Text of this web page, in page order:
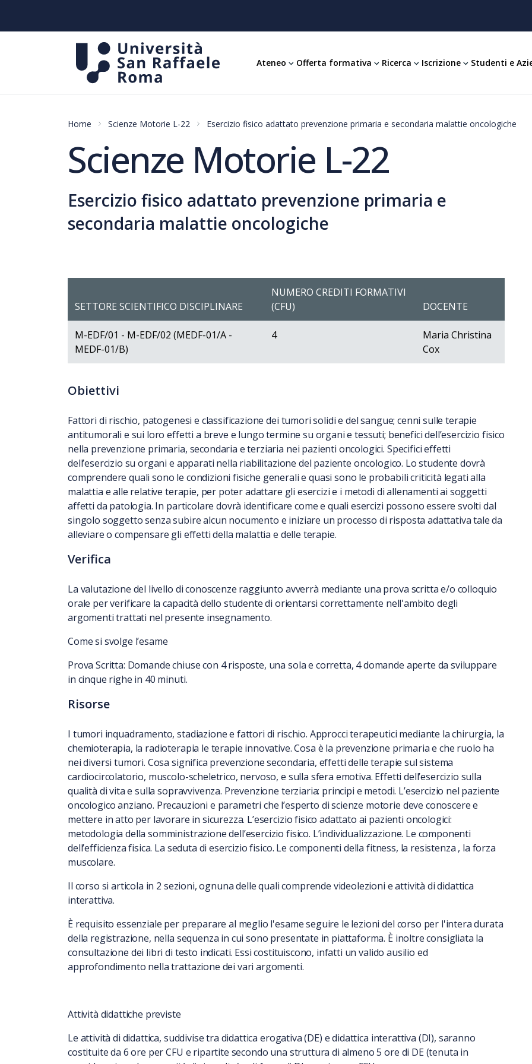
Ateneo Offerta formativa Ricerca Iscrizione Studenti e
Home Scienze Motorie L-22 Esercizio fisico adattato prevenzione primaria e secondaria malattie oncologiche
Scienze Motorie L-22
Esercizio fisico adattato prevenzione primaria e
secondaria malattie oncologiche
SETTORE SCIENTIFICO DISCIPLINARE
NUMERO CREDITI FORMATIVI
(CFU)
DOCENTE
M-EDF/01 - M-EDF/02 (MEDF-01/A -
MEDF-01/B)
4
Maria Christina
Cox
Obiettivi
Fattori di rischio, patogenesi e classificazione dei tumori solidi e del sangue; cenni sulle terapie
antitumorali e sui loro effetti a breve e lungo termine su organi e tessuti; benefici dell’esercizio fisico
nella prevenzione primaria, secondaria e terziaria nei pazienti oncologici. Specifici effetti
dell’esercizio su organi e apparati nella riabilitazione del paziente oncologico. Lo studente dovrà
comprendere quali sono le condizioni fisiche generali e quasi sono le probabili criticità legati alla
malattia e alle relative terapie, per poter adattare gli esercizi e i metodi di allenamenti ai soggetti
affetti da patologia. In particolare dovrà identificare come e quali esercizi possono essere svolti dal
singolo soggetto senza subire alcun nocumento e iniziare un processo di risposta adattativa tale da
alleviare o compensare gli effetti della malattia e delle terapie.
Verifica
La valutazione del livello di conoscenze raggiunto avverrà mediante una prova scritta e/o colloquio
orale per verificare la capacità dello studente di orientarsi correttamente nell'ambito degli
argomenti trattati nel presente insegnamento.
Come si svolge l’esame
Prova Scritta: Domande chiuse con 4 risposte, una sola e corretta, 4 domande aperte da sviluppare
in cinque righe in 40 minuti.
Risorse
I tumori inquadramento, stadiazione e fattori di rischio. Approcci terapeutici mediante la chirurgia, la
chemioterapia, la radioterapia le terapie innovative. Cosa è la prevenzione primaria e che ruolo ha
nei diversi tumori. Cosa significa prevenzione secondaria, effetti delle terapie sul sistema
cardiocircolatorio, muscolo-scheletrico, nervoso, e sulla sfera emotiva. Effetti dell’esercizio sulla
qualità di vita e sulla sopravvivenza. Prevenzione terziaria: principi e metodi. L’esercizio nel paziente
oncologico anziano. Precauzioni e parametri che l’esperto di scienze motorie deve conoscere e
mettere in atto per lavorare in sicurezza. L’esercizio fisico adattato ai pazienti oncologici:
metodologia della somministrazione dell’esercizio fisico. L’individualizzazione. Le componenti
dell’efficienza fisica. La seduta di esercizio fisico. Le componenti della fitness, la resistenza , la forza
muscolare.
Il corso si articola in 2 sezioni, ognuna delle quali comprende videolezioni e attività di didattica
interattiva.
È requisito essenziale per preparare al meglio l'esame seguire le lezioni del corso per l'intera durata
della registrazione, nella sequenza in cui sono presentate in piattaforma. È inoltre consigliata la
consultazione dei libri di testo indicati. Essi costituiscono, infatti un valido ausilio ed
approfondimento nella trattazione dei vari argomenti.
Attività didattiche previste
Le attività di didattica, suddivise tra didattica erogativa (DE) e didattica interattiva (DI), saranno
costituite da 6 ore per CFU e ripartite secondo una struttura di almeno 5 ore di DE (tenuta in